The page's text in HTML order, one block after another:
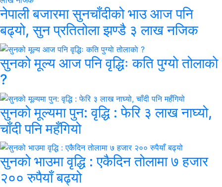
नेपाली बजारमा सुनचाँदीको भाउ आज पनि
बढ्यो, सुन प्रतितोला झण्डै ३ लाख नजिक
सुनको मूल्य आज पनि वृद्धिः कति पुग्याे तोलाकाे
?
सुनको मूल्यमा पुन: वृद्धि : फेरि ३ लाख नाघ्यो,
चाँदी पनि महँगियो
सुनको भाउमा वृद्धि : एकैदिन तोलामा ७ हजार
२०० रुपैयाँ बढ्यो